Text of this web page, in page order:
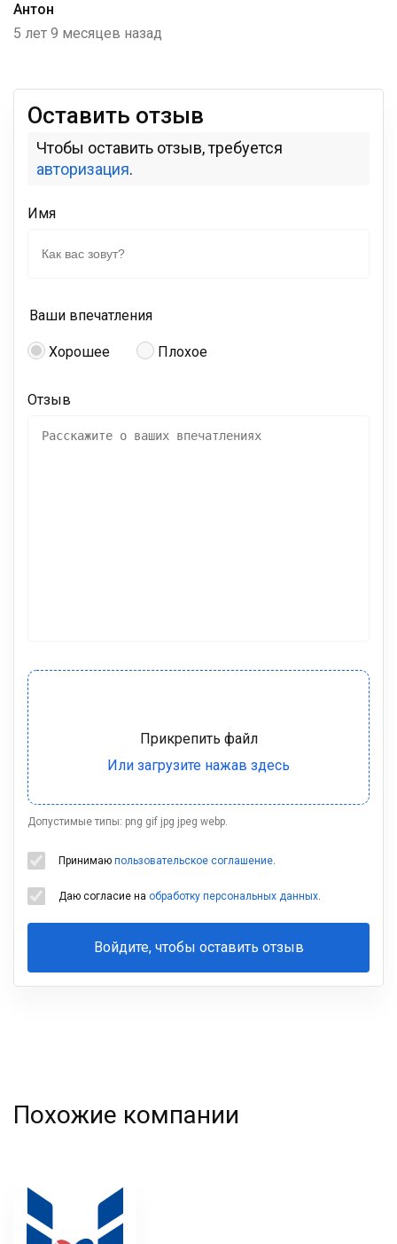
Антон
5 лет 9 месяцев назад
Оставить отзыв
Чтобы оставить отзыв, требуется
авторизация.
Имя
Ваши впечатления
Хорошее Плохое
Отзыв
Допустимые типы: png gif jpg jpeg webp.
Принимаю пользовательское соглашение.
Даю согласие на обработку персональных данных.
Войдите, чтобы оставить отзыв
Ваша
Похожие компании